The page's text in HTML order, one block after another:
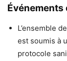
Événements
L’ensemble
est soumis à
protocole